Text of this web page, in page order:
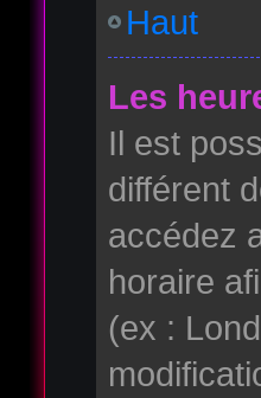
Haut
Les
Il est
différent
accédez
horaire
(ex :